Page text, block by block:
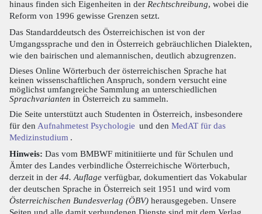
hinaus finden sich Eigenheiten in der Rechtschreibung, wobei die
Reform von 1996 gewisse Grenzen setzt.
Das Standarddeutsch des Österreichischen ist von der
Umgangssprache und den in Österreich gebräuchlichen Dialekten,
wie den bairischen und alemannischen, deutlich abzugrenzen.
Dieses Online Wörterbuch der österreichischen Sprache hat
keinen wissenschaftlichen Anspruch, sondern versucht eine
möglichst umfangreiche Sammlung an unterschiedlichen
Sprachvarianten in Österreich zu sammeln.
Die Seite unterstützt auch Studenten in Österreich, insbesondere
für den Aufnahmetest Psychologie und den MedAT für das
Medizinstudium .
Hinweis: Das vom BMBWF mitinitiierte und für Schulen und
Ämter des Landes verbindliche Österreichische Wörterbuch,
derzeit in der 44. Auflage verfügbar, dokumentiert das Vokabular
der deutschen Sprache in Österreich seit 1951 und wird vom
Österreichischen Bundesverlag (ÖBV) herausgegeben. Unsere
Seiten und alle damit verbundenen Dienste sind mit dem Verlag